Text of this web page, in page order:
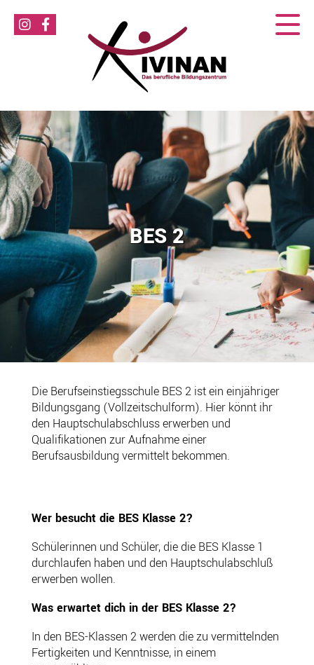
BES 2
Die Berufseinstiegsschule BES 2 ist ein einjähriger
Bildungsgang (Vollzeitschulform). Hier könnt ihr
den Hauptschulabschluss erwerben und
Qualifikationen zur Aufnahme einer
Berufsausbildung vermittelt bekommen.
Wer besucht die BES Klasse 2?
Schülerinnen und Schüler, die die BES Klasse 1
durchlaufen haben und den Hauptschulabschluß
erwerben wollen.
Was erwartet dich in der BES Klasse 2?
In den BES-Klassen 2 werden die zu vermittelnden
Fertigkeiten und Kenntnisse, in einem